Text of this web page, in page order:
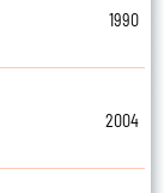
1990
2004